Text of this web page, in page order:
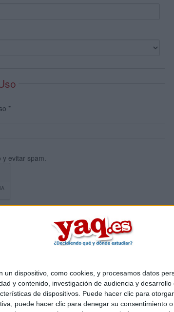
dispositivo, como cookies, y procesamos datos
y contenido, investigación de audiencia y desarrollo
de dispositivos. Puede hacer clic para
puede hacer clic para denegar su
*
y evitar spam.
Quiénes somos |Contactar| Anúnciate
|Politica de privacidad|Condiciones generales|